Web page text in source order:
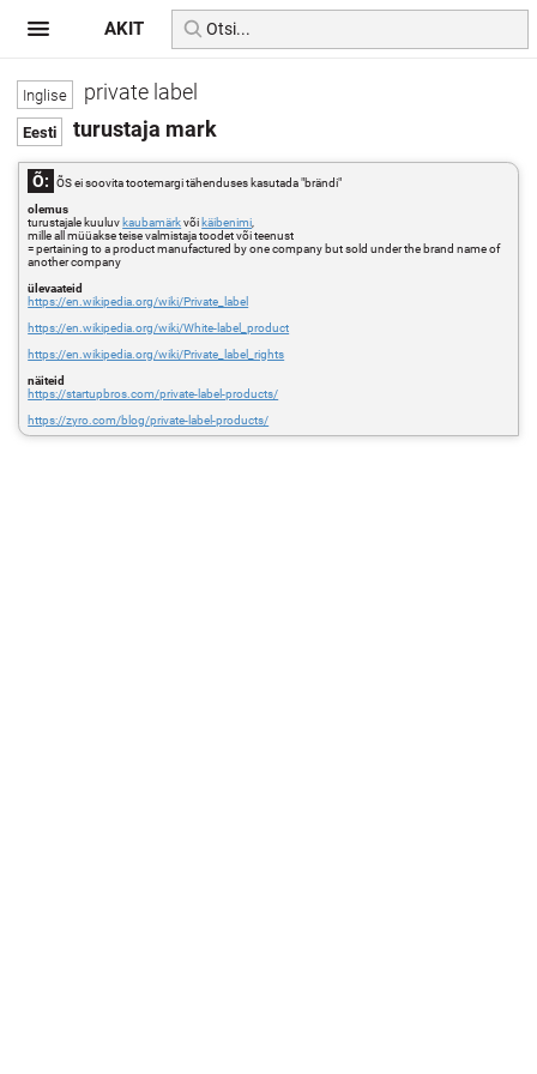
private label
turustaja mark
Õ:
ÕS ei soovita tootemargi tähenduses kasutada "brändi"
olemus
turustajale kuuluv kaubamärkvõi käibenimi
mille all müüakse teise valmistaja toodet või teenust
= pertaining to a product manufactured by one company but sold under the brand name of
another company
ülevaateid
https://en.wikipedia.org/wiki/Private_label
https://en.wikipedia.org/wiki/White-label_product
https://en.wikipedia.org/wiki/Private_label_rights
näiteid
https://startupbros.com/private-label-products/
https://zyro.com/blog/private-label-products/
AKIT